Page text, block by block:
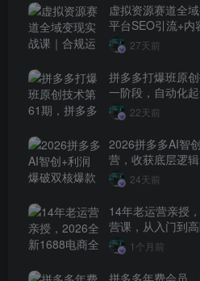
虚拟资源赛道全
平台SEO引流+内
玩法27天前
拼多多打爆班原
一阶段，自动化
作・投产优化・大
22天前
2026拼多多AI智
营，收获底层逻
0-1打爆SOP
24天前
14年老运营亲授
营课，从入门到
+工具包+直播诊断
1个月前
拼多多年费会员